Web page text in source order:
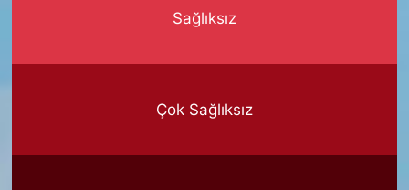
Sağlıksız
Çok Sağlıksız